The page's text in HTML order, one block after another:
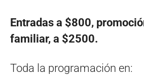
Entradas a $800,
familiar, a $2500.
Toda la programación en: